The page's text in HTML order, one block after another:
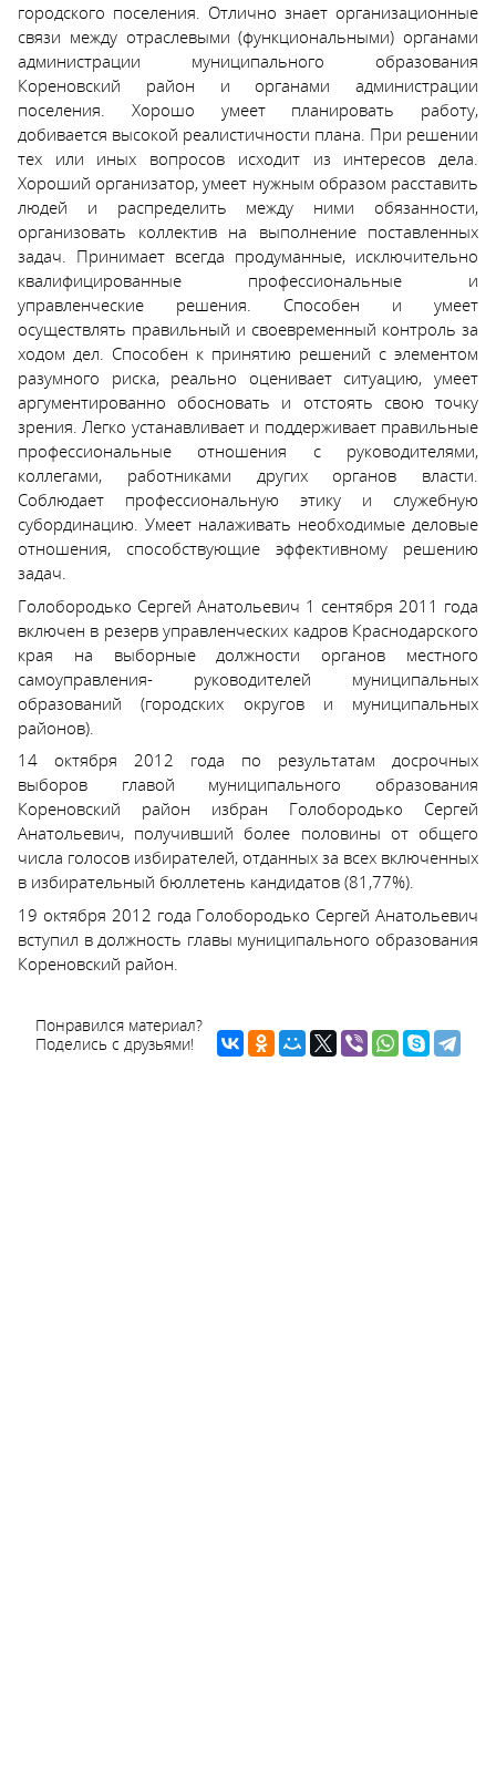
городского поселения. Отлично знает организационные
связи между отраслевыми (функциональными) органами
администрации муниципального образования
Кореновский район и органами администрации
поселения. Хорошо умеет планировать работу,
добивается высокой реалистичности плана. При решении
тех или иных вопросов исходит из интересов дела.
Хороший организатор, умеет нужным образом расставить
людей и распределить между ними обязанности,
организовать коллектив на выполнение поставленных
задач. Принимает всегда продуманные, исключительно
квалифицированные профессиональные и
управленческие решения. Способен и умеет
осуществлять правильный и своевременный контроль за
ходом дел. Способен к принятию решений с элементом
разумного риска, реально оценивает ситуацию, умеет
аргументированно обосновать и отстоять свою точку
зрения. Легко устанавливает и поддерживает правильные
профессиональные отношения с руководителями,
коллегами, работниками других органов власти.
Соблюдает профессиональную этику и служебную
субординацию. Умеет налаживать необходимые деловые
отношения, способствующие эффективному решению
задач.
Голобородько Сергей Анатольевич 1 сентября 2011 года
включен в резерв управленческих кадров Краснодарского
края на выборные должности органов местного
самоуправления- руководителей муниципальных
образований (городских округов и муниципальных
районов).
14 октября 2012 года по результатам досрочных
выборов главой муниципального образования
Кореновский район избран Голобородько Сергей
Анатольевич, получивший более половины от общего
числа голосов избирателей, отданных за всех включенных
в избирательный бюллетень кандидатов (81,77%).
19 октября 2012 года Голобородько Сергей Анатольевич
вступил в должность главы муниципального образования
Кореновский район.
Понравился материал?
Поделись с друзьями!